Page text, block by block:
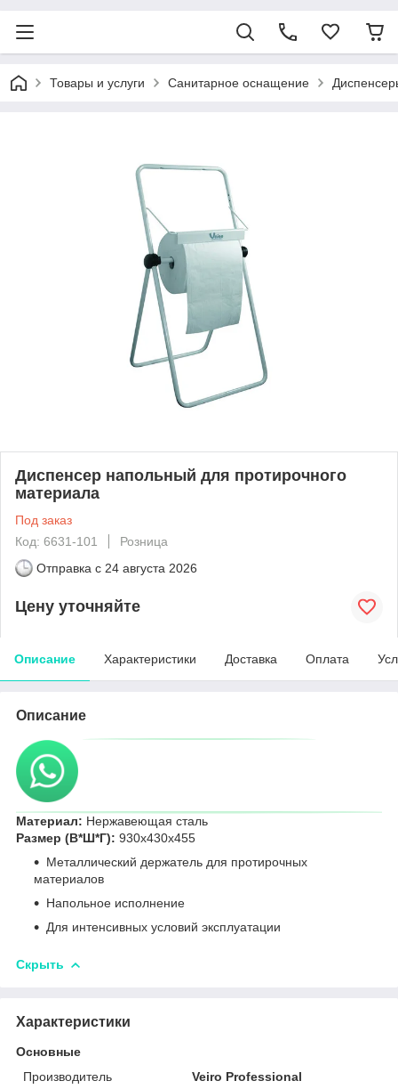
Товары и услуги Санитарное оснащение
Диспенсер напольный для протирочного
материала
Под заказ
Код: 6631-101
Розница
Отправка с 24 августа 2026
Цену уточняйте
Описание Характеристики Доставка Оплата
Описание
Материал: Нержавеющая сталь
Размер (В*Ш*Г): 930х430х455
Металлический держатель для протирочных
материалов
Напольное исполнение
Для интенсивных условий эксплуатации
Скрыть
Характеристики
Основные
Производитель
Veiro Professional